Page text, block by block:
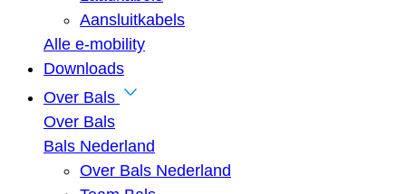
Aansluitkabels
Alle e-mobility
Downloads
Over Bals
Over Bals
Bals Nederland
Over Bals Nederland